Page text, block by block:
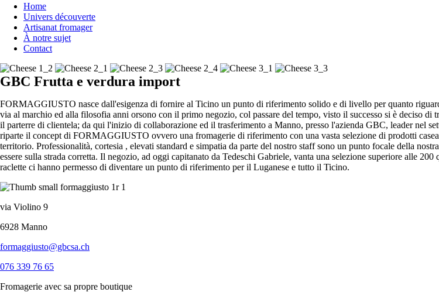
Home
Univers découverte
Artisanat fromager
À notre sujet
Contact
GBC Frutta e verdura import
FORMAGGIUSTO nasce dall'esigenza di fornire al Ticino un punto di riferimento solido e di livello per quanto
via al marchio ed alla filosofia anni orsono con il primo negozio, col passare del tempo, visto il successo si è deciso
il parterre di clientela; da qui l'inizio di collaborazione ed il trasferimento a Manno, presso l'azienda GBC, leader nel
riparte il concept di FORMAGGIUSTO ovvero una fromagerie di riferimento con una vasta selezione di prodotti
territorio. Professionalità, cortesia , elevati standard e simpatia da parte del nostro staff sono un punto focale della
essere sulla strada corretta. Il negozio, ad oggi capitanato da Tedeschi Gabriele, vanta una selezione superiore alle
raclette ci hanno permesso di diventare un punto di riferimento per il Luganese e tutto il Ticino.
via Violino 9
6928 Manno
formaggiusto@gbcsa.ch
076 339 76 65
Fromagerie avec sa propre boutique